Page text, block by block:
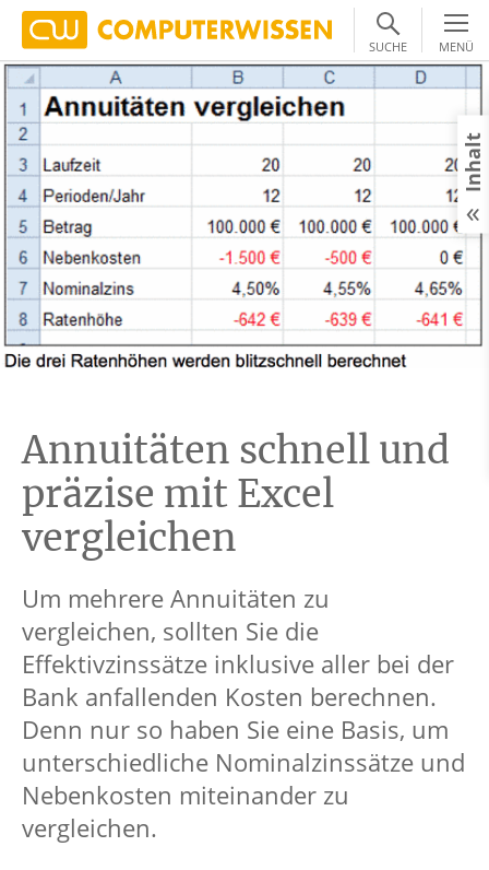
SUCHE MENÜ
Annuitäten schnell und
präzise mit Excel
vergleichen
Um mehrere Annuitäten zu
vergleichen, sollten Sie die
Effektivzinssätze inklusive aller bei der
Bank anfallenden Kosten berechnen.
Denn nur so haben Sie eine Basis, um
unterschiedliche Nominalzinssätze und
Nebenkosten miteinander zu
vergleichen.
Inhalt